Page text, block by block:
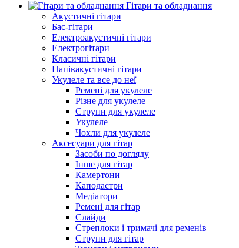
Гітари та обладнання
Акустичні гітари
Бас-гітари
Електроакустичні гітари
Електрогітари
Класичні гітари
Напівакустичні гітари
Укулеле та все до неї
Ремені для укулеле
Різне для укулеле
Струни для укулеле
Укулеле
Чохли для укулеле
Аксесуари для гітар
Засоби по догляду
Інше для гітар
Камертони
Каподастри
Медіатори
Ремені для гітар
Слайди
Стреплоки і тримачі для ременів
Струни для гітар